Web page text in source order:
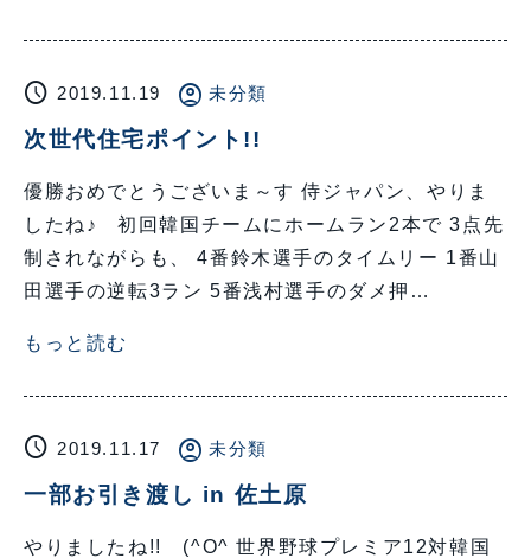
schedule 2019.11.19 account_circle 未分類
次世代住宅ポイント!!
優勝おめでとうございま～す 侍ジャパン、やりま
したね♪ 初回韓国チームにホームラン2本で 3点先
制されながらも、 4番鈴木選手のタイムリー 1番山
田選手の逆転3ラン 5番浅村選手のダメ押…
もっと読む
schedule 2019.11.17 account_circle 未分類
一部お引き渡し in 佐土原
やりましたね!! (^O^ 世界野球プレミア12対韓国